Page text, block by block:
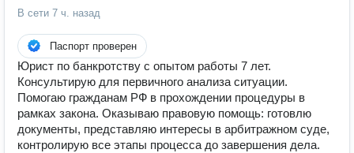
В сети 7 ч. назад
Паспорт проверен
Юрист по банкротству с опытом работы 7 лет.
Консультирую для первичного анализа ситуации.
Помогаю гражданам РФ в прохождении процедуры в
рамках закона. Оказываю правовую помощь: готовлю
документы, представляю интересы в арбитражном суде,
контролирую все этапы процесса до завершения дела.